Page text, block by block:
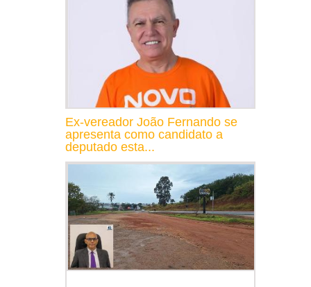
Ex-vereador João Fernando se
apresenta como candidato a
deputado esta...